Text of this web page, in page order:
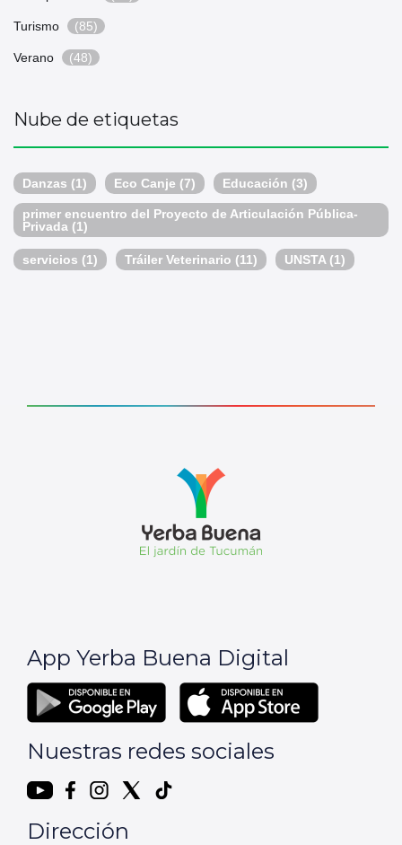
Turismo (85)
Verano (48)
Nube de etiquetas
Danzas (1) Eco Canje (7) Educación (3)
primer encuentro del Proyecto de Articulación Pública-
Privada (1)
servicios (1) Tráiler Veterinario (11) UNSTA (1)
App Yerba Buena Digital
Nuestras redes sociales
Dirección